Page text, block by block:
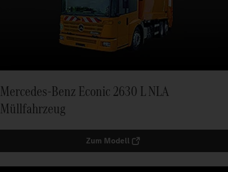
Mercedes-Benz Econic 2630 L NLA
Müllfahrzeug
Zum Modell